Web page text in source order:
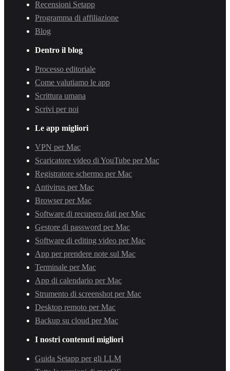
Recensioni Setapp
Programma di affiliazione
Blog
Dentro il blog
Processo editoriale
Come valutiamo le app
Scrittura umana
Scrivi per noi
Le app migliori
VPN per Mac
Scaricatore video di YouTube per Mac
Registratore schermo per Mac
Antivirus per Mac
Browser per Mac
Software di recupero dati per Mac
Gestore di password per Mac
Software di editing video per Mac
App per prendere note sul Mac
Terminale per Mac
App di calendario per Mac
Strumento di screenshot per Mac
Desktop remoto per Mac
Backup su cloud per Mac
I nostri contenuti migliori
Guida Setapp per gli LLM